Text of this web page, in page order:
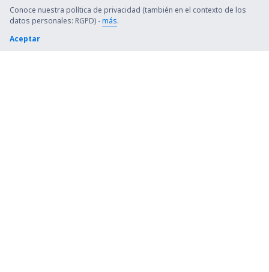
Conoce nuestra política de privacidad (también en el contexto de los
datos personales: RGPD) -más.
Aceptar